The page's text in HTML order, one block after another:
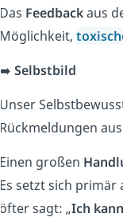
Das Feedbackaus
Möglichkeit,
➡️ Selbstbild
Unser
Rückmeldungen
Einen großen
Es setzt sich
öfter sagt: „Ich